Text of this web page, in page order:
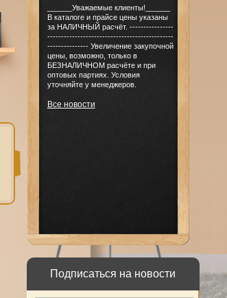
______Уважаемые клиенты!______
В каталоге и прайсе цены указаны
за НАЛИЧНЫЙ расчёт. ----------------
----------------------------------------------
--------------- Увеличение закупочной
цены, возможно, только в
БЕЗНАЛИЧНОМ расчёте и при
оптовых партиях. Условия
уточняйте у менеджеров.
Все новости
Подписаться на новости